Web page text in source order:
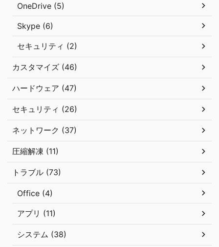
OneDrive (5)
Skype (6)
セキュリティ (2)
カスタマイズ (46)
ハードウェア (47)
セキュリティ (26)
ネットワーク (37)
圧縮解凍 (11)
トラブル (73)
Office (4)
アプリ (11)
システム (38)